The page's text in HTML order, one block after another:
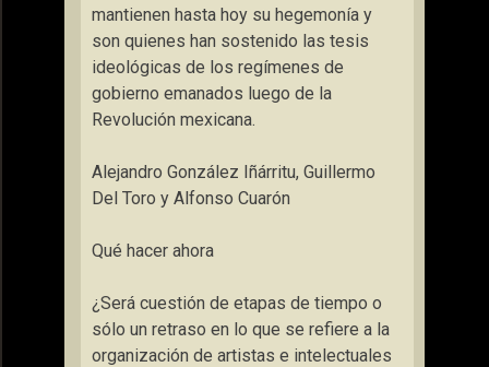
mantienen hasta hoy su hegemonía y
son quienes han sostenido las tesis
ideológicas de los regímenes de
gobierno emanados luego de la
Revolución mexicana.
Alejandro González Iñárritu, Guillermo
Del Toro y Alfonso Cuarón
Qué hacer ahora
¿Será cuestión de etapas de tiempo o
sólo un retraso en lo que se refiere a la
organización de artistas e intelectuales